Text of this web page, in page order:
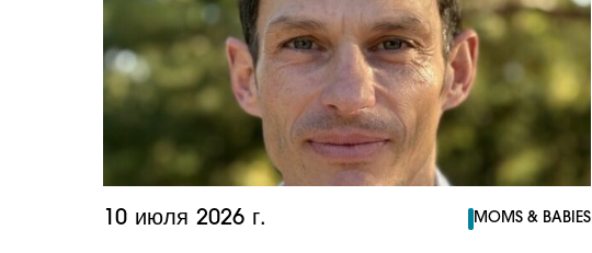
10 июля 2026 г. MOMS & BABIES